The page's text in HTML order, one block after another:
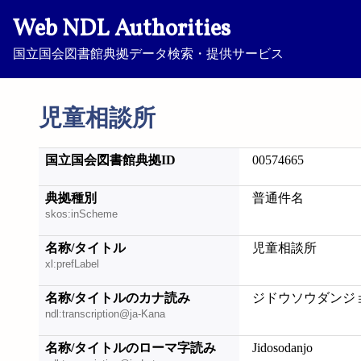
Web NDL Authorities
国立国会図書館典拠データ検索・提供サービス
児童相談所
国立国会図書館典拠ID 00574665
典拠種別
skos:inScheme
普通件名
名称/タイトル
xl:prefLabel
児童相談所
名称/タイトルのカナ読み
ndl:transcription@ja-Kana
ジドウソウダンジ
名称/タイトルのローマ字読み Jidosodanjo